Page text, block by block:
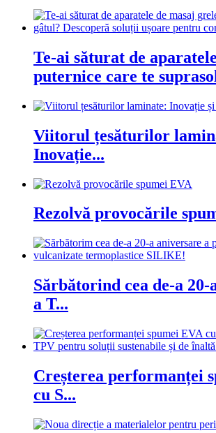
Te-ai săturat de
puternice care te
Viitorul țesăturilor
Inovație...
Rezolvă provocările
Sărbătorind cea de-a 20-
a T...
Creșterea performanței
cu S...